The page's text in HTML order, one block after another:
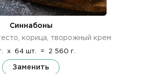
Синнабоны
корица, творожный крем
x 64 шт. = 2 560 г.
Заменить